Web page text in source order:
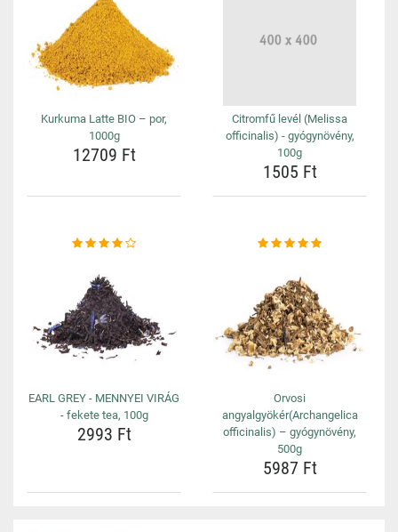
Kurkuma Latte BIO – por,
1000g
12709 Ft
Citromfű levél (Melissa
officinalis) - gyógynövény,
100g
1505 Ft
EARL GREY - MENNYEI VIRÁG
- fekete tea, 100g
2993 Ft
Orvosi
angyalgyökér(Archangelica
officinalis) – gyógynövény,
500g
5987 Ft